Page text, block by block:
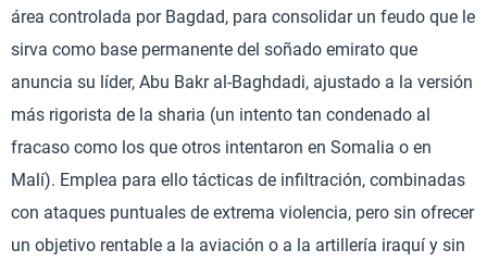
área controlada por Bagdad, para consolidar un feudo que le
sirva como base permanente del soñado emirato que
anuncia su líder, Abu Bakr al-Baghdadi, ajustado a la versión
más rigorista de la sharia (un intento tan condenado al
fracaso como los que otros intentaron en Somalia o en
Malí). Emplea para ello tácticas de infiltración, combinadas
con ataques puntuales de extrema violencia, pero sin ofrecer
un objetivo rentable a la aviación o a la artillería iraquí y sin